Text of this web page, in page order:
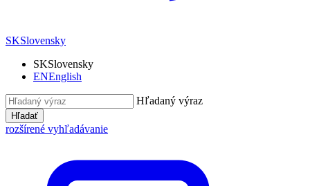
SKSlovensky
SKSlovensky
ENEnglish
Hľadaný výraz
Hľadať
rozšírené vyhľadávanie